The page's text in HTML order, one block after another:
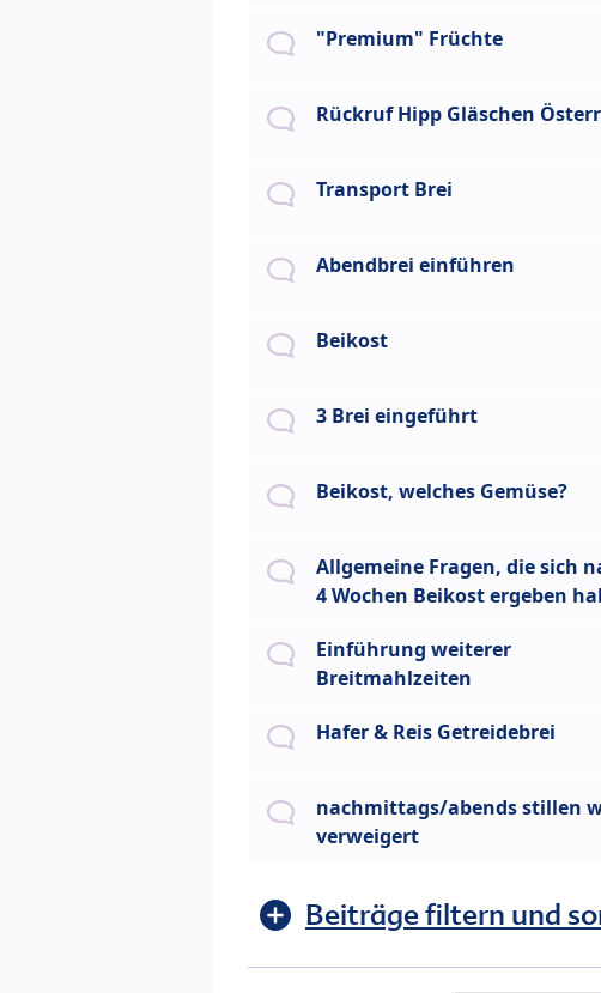
"Premium" Früchte
Rückruf Hipp Gläschen
Transport Brei
Abendbrei einführen
Beikost
3 Brei eingeführt
Beikost, welches Gemüse?
Allgemeine Fragen, die sich
4 Wochen Beikost ergeben
Einführung weiterer
Breitmahlzeiten
Hafer & Reis Getreidebrei
nachmittags/abends stillen
verweigert
Beiträge filtern und